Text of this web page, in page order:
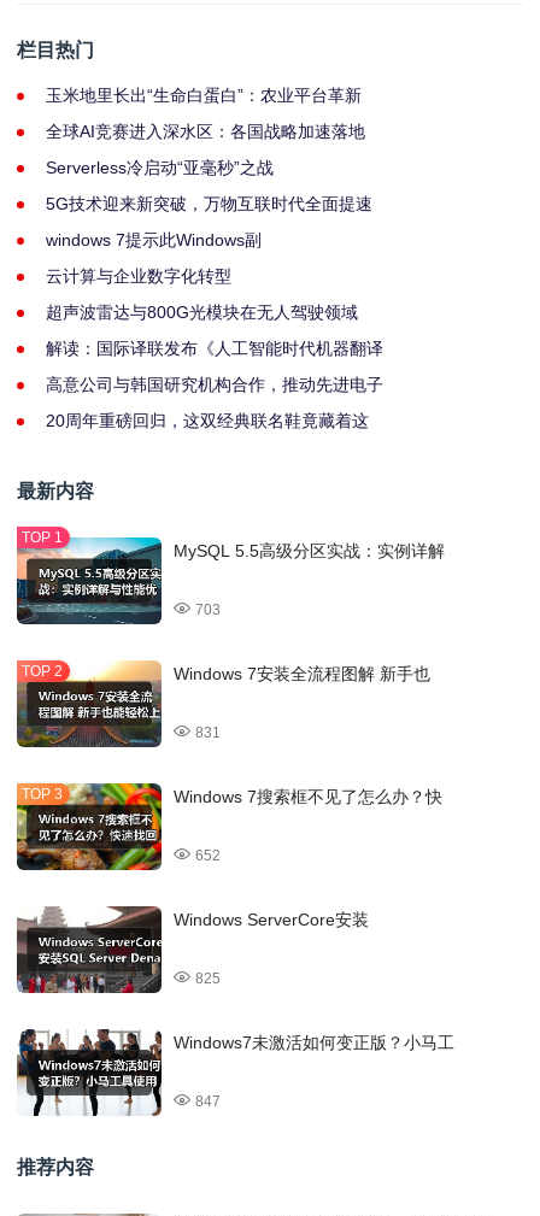
栏目热门
玉米地里长出“生命白蛋白”：农业平台革新
全球AI竞赛进入深水区：各国战略加速落地
Serverless冷启动“亚毫秒”之战
5G技术迎来新突破，万物互联时代全面提速
windows 7提示此Windows副
云计算与企业数字化转型
超声波雷达与800G光模块在无人驾驶领域
解读：国际译联发布《人工智能时代机器翻译
高意公司与韩国研究机构合作，推动先进电子
20周年重磅回归，这双经典联名鞋竟藏着这
最新内容
MySQL 5.5高级分区实战：实例详解
703
Windows 7安装全流程图解 新手也
831
Windows 7搜索框不见了怎么办？快
652
Windows ServerCore安装
825
Windows7未激活如何变正版？小马工
847
推荐内容